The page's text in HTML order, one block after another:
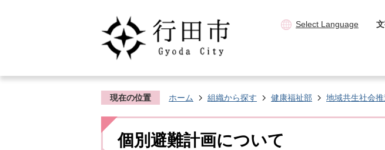
Select Language
現在の位置 ホーム 組織から探す 健康福祉部 地域共生社会
個別避難計画について